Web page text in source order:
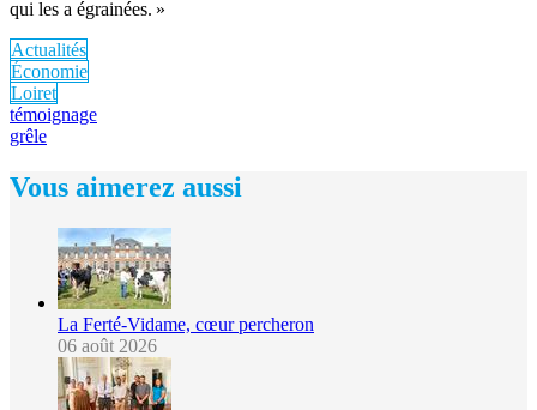
qui les a égrainées. »
Actualités
Économie
Loiret
témoignage
grêle
Vous aimerez aussi
La Ferté-Vidame, cœur percheron
06 août 2026